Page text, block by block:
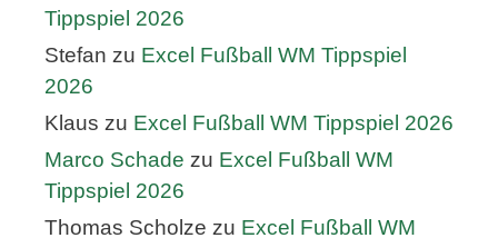
Tippspiel 2026
Stefan zu Excel Fußball WM Tippspiel
2026
Klaus zu Excel Fußball WM Tippspiel 2026
Marco Schade zu Excel Fußball WM
Tippspiel 2026
Thomas Scholze zu Excel Fußball WM